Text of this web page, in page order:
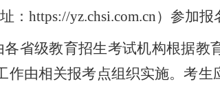
：https://yz.chsi.com.cn）参加
各省级教育招生考试机构根据
作由相关报考点组织实施。考